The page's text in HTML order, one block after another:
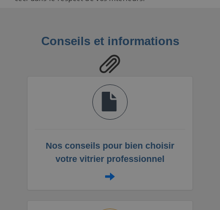
Conseils et informations
Nos conseils pour bien choisir
votre vitrier professionnel